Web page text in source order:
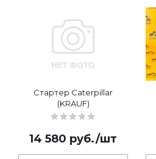
Стартер Caterpillar
(KRAUF)
14 580 руб./шт